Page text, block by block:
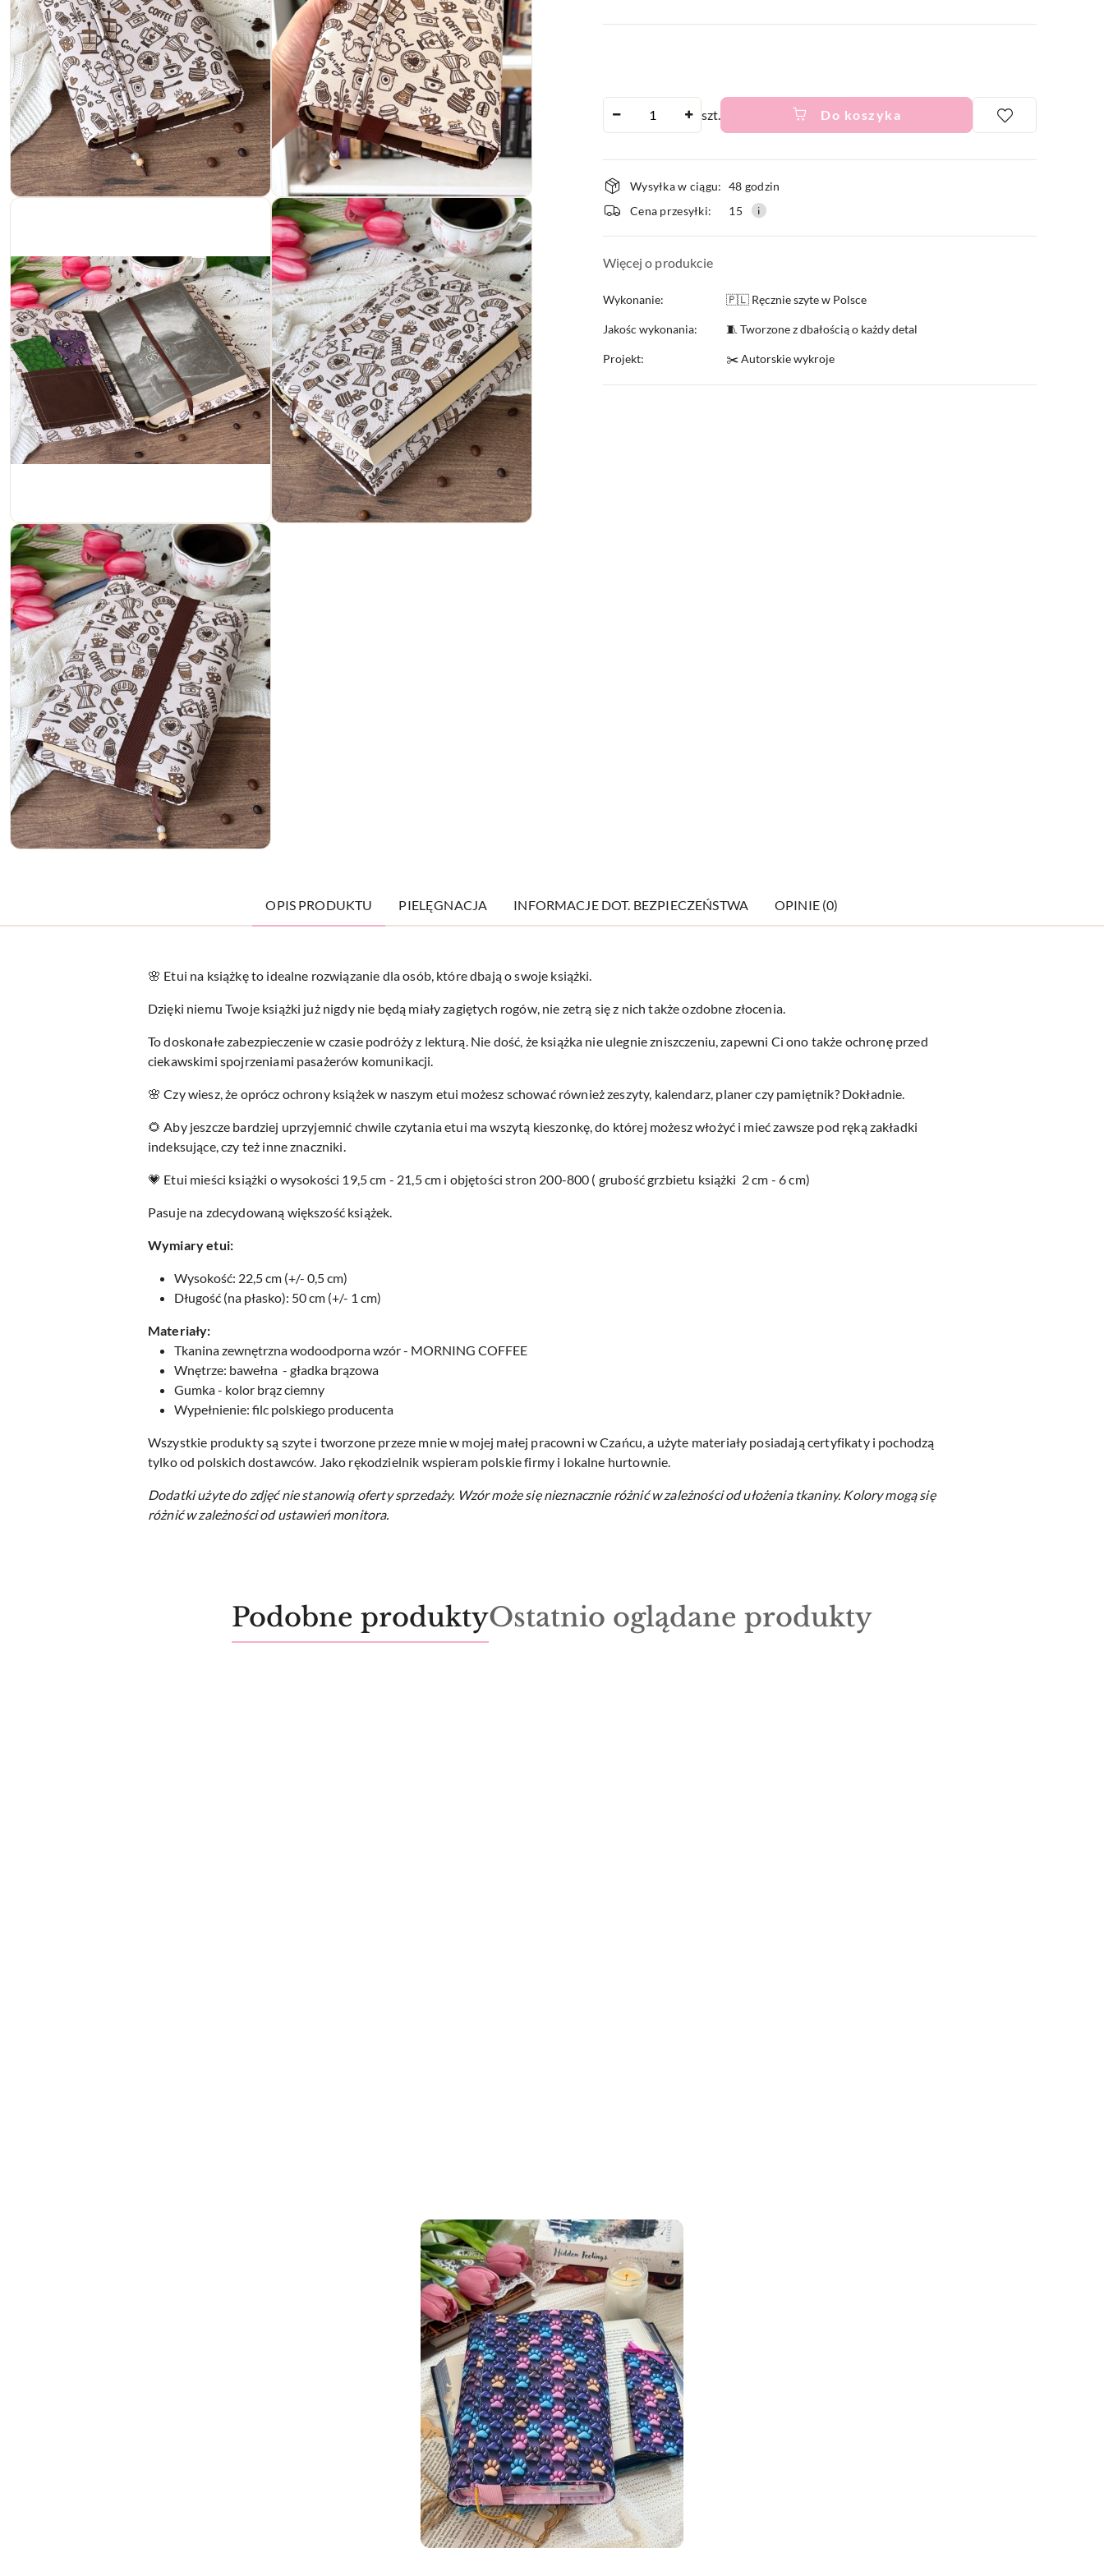
szt. Do koszyka
Dostępność
i
dostawa
Wysyłka w ciągu: 48 godzin
Cena przesyłki:
15
Więcej o produkcie
Wykonanie: 🇵🇱 Ręcznie szyte w Polsce
Jakośc wykonania: 🧵 Tworzone z dbałością o każdy detal
Projekt: ✂️ Autorskie wykroje
OPIS PRODUKTU PIELĘGNACJA INFORMACJE DOT. BEZPIECZEŃSTWA OPINIE (0)
🌸 Etui na książkę to idealne rozwiązanie dla osób, które dbają o swoje książki.
Dzięki niemu Twoje książki już nigdy nie będą miały zagiętych rogów, nie zetrą się z nich także ozdobne złocenia.
To doskonałe zabezpieczenie w czasie podróży z lekturą. Nie dość, że książka nie ulegnie zniszczeniu, zapewni Ci ono także ochronę przed
ciekawskimi spojrzeniami pasażerów komunikacji.
🌸 Czy wiesz, że oprócz ochrony książek w naszym etui możesz schować również zeszyty, kalendarz, planer czy pamiętnik? Dokładnie.
🌻 Aby jeszcze bardziej uprzyjemnić chwile czytania etui ma wszytą kieszonkę, do której możesz włożyć i mieć zawsze pod ręką zakładki
indeksujące, czy też inne znaczniki.
💗 Etui mieści książki o wysokości 19,5 cm - 21,5 cm i objętości stron 200-800 ( grubość grzbietu książki 2 cm - 6 cm)
Pasuje na zdecydowaną większość książek.
Wymiary etui:
Wysokość: 22,5 cm (+/- 0,5 cm)
Długość (na płasko): 50 cm (+/- 1 cm)
Materiały:
Tkanina zewnętrzna wodoodporna wzór - MORNING COFFEE
Wnętrze: bawełna - gładka brązowa
Gumka - kolor brąz ciemny
Wypełnienie: filc polskiego producenta
Wszystkie produkty są szyte i tworzone przeze mnie w mojej małej pracowni w Czańcu, a użyte materiały posiadają certyfikaty i pochodzą
tylko od polskich dostawców. Jako rękodzielnik wspieram polskie firmy i lokalne hurtownie.
Dodatki użyte do zdjęć nie stanowią oferty sprzedaży. Wzór może się nieznacznie różnić w zależności od ułożenia tkaniny. Kolory mogą się
różnić w zależności od ustawień monitora.
Produkty
o
Podobne produktyProdukty
o
Ostatnio oglądane produkty